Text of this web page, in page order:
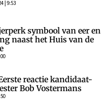
| 9:53
symbool van eer en
naast het Huis van de
reactie kandidaat-
Bob Vostermans